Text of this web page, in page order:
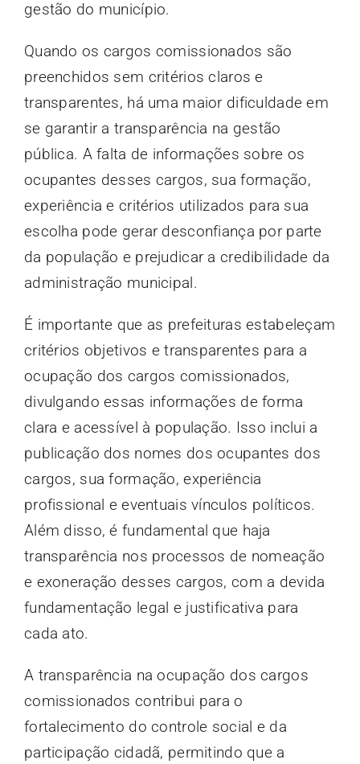
gestão do município.
Quando os cargos comissionados são
preenchidos sem critérios claros e
transparentes, há uma maior dificuldade em
se garantir a transparência na gestão
pública. A falta de informações sobre os
ocupantes desses cargos, sua formação,
experiência e critérios utilizados para sua
escolha pode gerar desconfiança por parte
da população e prejudicar a credibilidade da
administração municipal.
É importante que as prefeituras estabeleçam
critérios objetivos e transparentes para a
ocupação dos cargos comissionados,
divulgando essas informações de forma
clara e acessível à população. Isso inclui a
publicação dos nomes dos ocupantes dos
cargos, sua formação, experiência
profissional e eventuais vínculos políticos.
Além disso, é fundamental que haja
transparência nos processos de nomeação
e exoneração desses cargos, com a devida
fundamentação legal e justificativa para
cada ato.
A transparência na ocupação dos cargos
comissionados contribui para o
fortalecimento do controle social e da
participação cidadã, permitindo que a